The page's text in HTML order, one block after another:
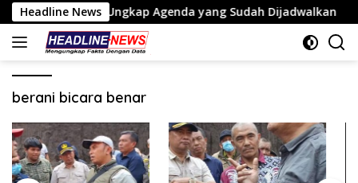
Langsung
ke
konten
Headline News
Ungkap Agenda yang Sudah Dijadwalkan
berani bicara benar